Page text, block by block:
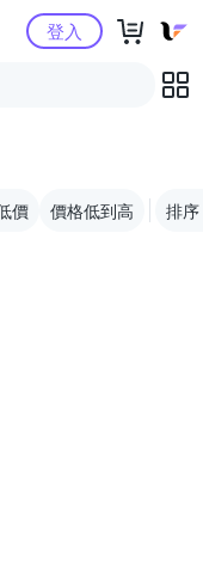
物中心登入
價 價格低到高 排序